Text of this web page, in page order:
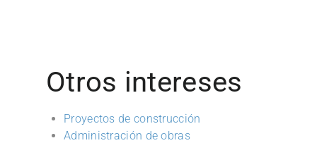
Otros intereses
Proyectos de construcción
Administración de obras